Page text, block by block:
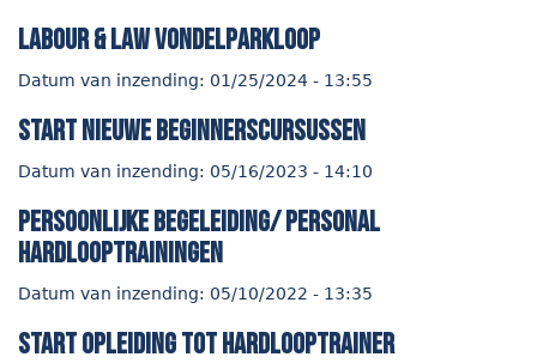
Labour & Law Vondelparkloop
Datum van inzending: 01/25/2024 - 13:55
start nieuwe beginnerscursussen
Datum van inzending: 05/16/2023 - 14:10
persoonlijke begeleiding/ personal
hardlooptrainingen
Datum van inzending: 05/10/2022 - 13:35
start opleiding tot hardlooptrainer